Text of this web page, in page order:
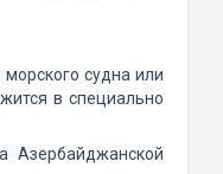
судна или
в специально
Азербайджанской